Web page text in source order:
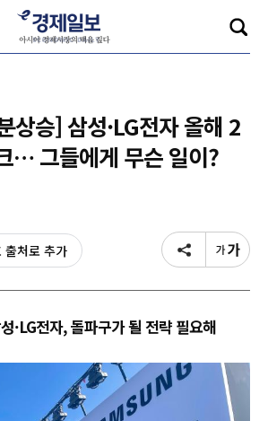
상승] 삼성·LG전자 올해 2
… 그들에게 무슨 일이?
출처로 추가
·LG전자, 돌파구가 될 전략 필요해